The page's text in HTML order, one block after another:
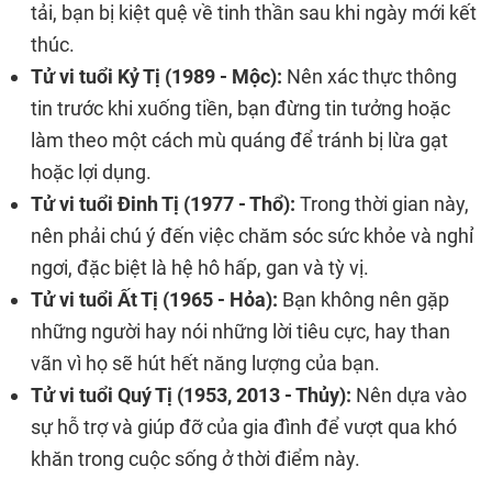
tải, bạn bị kiệt quệ về tinh thần sau khi ngày mới kết
thúc.
Tử vi tuổi Kỷ Tị (1989 - Mộc): Nên xác thực thông
tin trước khi xuống tiền, bạn đừng tin tưởng hoặc
làm theo một cách mù quáng để tránh bị lừa gạt
hoặc lợi dụng.
Tử vi tuổi Đinh Tị (1977 - Thổ): Trong thời gian này,
nên phải chú ý đến việc chăm sóc sức khỏe và nghỉ
ngơi, đặc biệt là hệ hô hấp, gan và tỳ vị.
Tử vi tuổi Ất Tị (1965 - Hỏa): Bạn không nên gặp
những người hay nói những lời tiêu cực, hay than
vãn vì họ sẽ hút hết năng lượng của bạn.
Tử vi tuổi Quý Tị (1953, 2013 - Thủy): Nên dựa vào
sự hỗ trợ và giúp đỡ của gia đình để vượt qua khó
khăn trong cuộc sống ở thời điểm này.